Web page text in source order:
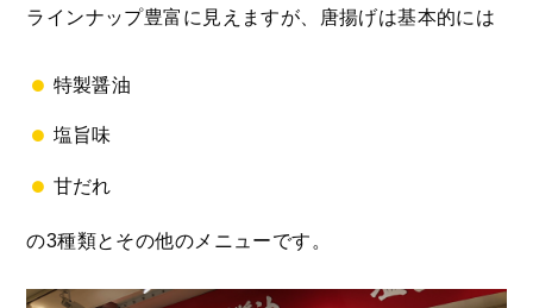
ラインナップ豊富に見えますが、唐揚げは基本的には
特製醤油
塩旨味
甘だれ
の3種類とその他のメニューです。